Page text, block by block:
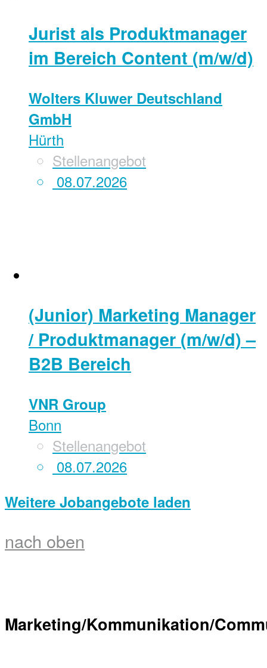
Jurist als Produktmanager
im Bereich Content (m/w/d)
Wolters Kluwer Deutschland
GmbH
Hürth
Stellenangebot
08.07.2026
(Junior) Marketing Manager
/ Produktmanager (m/w/d) –
B2B Bereich
VNR Group
Bonn
Stellenangebot
08.07.2026
Weitere Jobangebote laden
nach oben
Marketing/Kommunikation/